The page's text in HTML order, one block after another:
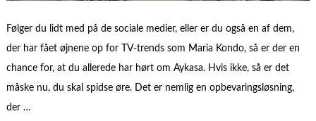
Følger du lidt med på de sociale medier, eller er du også en af dem,
der har fået øjnene op for TV-trends som Maria Kondo, så er der en
chance for, at du allerede har hørt om Aykasa. Hvis ikke, så er det
måske nu, du skal spidse øre. Det er nemlig en opbevaringsløsning,
der …